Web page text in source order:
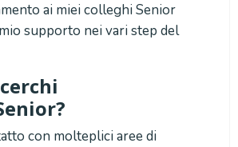
ai miei colleghi Senior
supporto nei vari step del
con molteplici aree di